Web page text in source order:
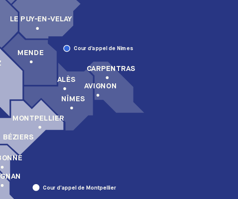
Cour d’appel de Nîmes
Cour d’appel de Montpellier
MONTPELLIER
NÎMES
ALÈS
AVIGNON
CARPENTRAS
MENDE
LE PUY-EN-VELAY
BÉZIERS